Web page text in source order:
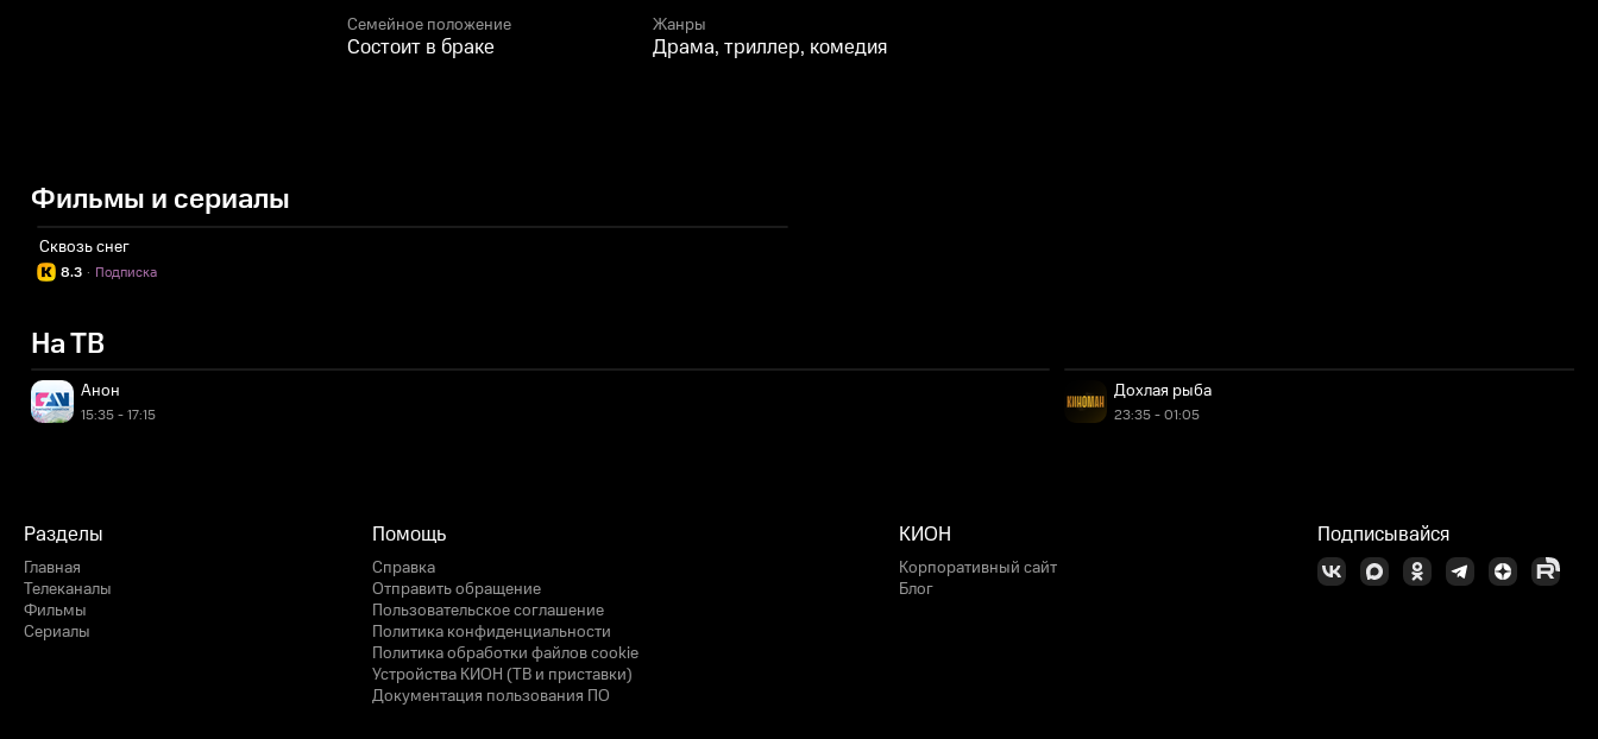
Семейное положение
Состоит в браке
Жанры
Драма, триллер, комедия
Фильмы и сериалы
Сквозь снег
8.3 Подписка
·
На ТВ
Анон
15:35 - 17:15
Дохлая рыба
23:35 - 01:05
Разделы
Главная
Телеканалы
Фильмы
Сериалы
Помощь
Справка
Отправить обращение
Пользовательское соглашение
Политика конфиденциальности
Политика обработки файлов cookie
Устройства КИОН (ТВ и приставки)
Документация пользования ПО
КИОН
Корпоративный сайт
Блог
Подписывайся